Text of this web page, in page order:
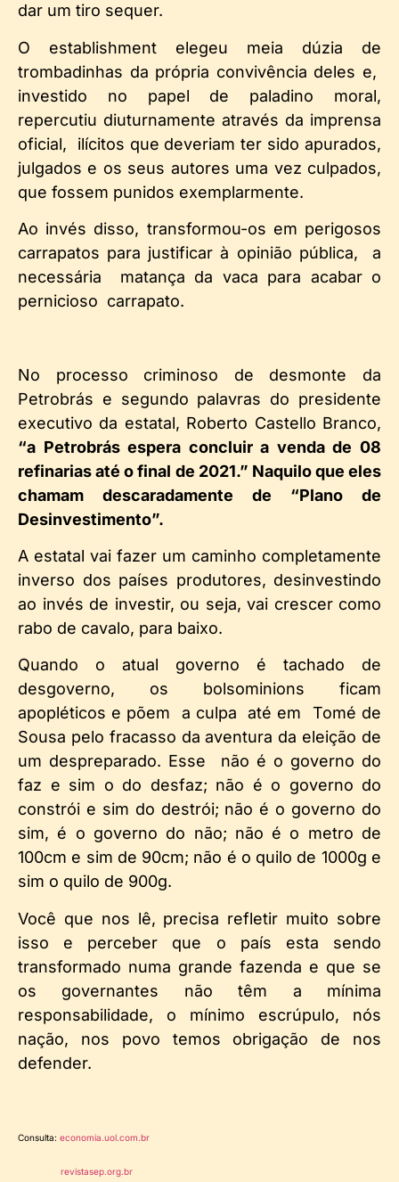
dar um tiro sequer.
O establishment elegeu meia dúzia de
trombadinhas da própria convivência deles e,
investido no papel de paladino moral,
repercutiu diuturnamente através da imprensa
oficial, ilícitos que deveriam ter sido apurados,
julgados e os seus autores uma vez culpados,
que fossem punidos exemplarmente.
Ao invés disso, transformou-os em perigosos
carrapatos para justificar à opinião pública, a
necessária matança da vaca para acabar o
pernicioso carrapato.
No processo criminoso de desmonte da
Petrobrás e segundo palavras do presidente
executivo da estatal, Roberto Castello Branco,
“a Petrobrás espera concluir a venda de 08
refinarias até o final de 2021.” Naquilo que eles
chamam descaradamente de “Plano de
Desinvestimento”.
A estatal vai fazer um caminho completamente
inverso dos países produtores, desinvestindo
ao invés de investir, ou seja, vai crescer como
rabo de cavalo, para baixo.
Quando o atual governo é tachado de
desgoverno, os bolsominions ficam
apopléticos e põem a culpa até em Tomé de
Sousa pelo fracasso da aventura da eleição de
um despreparado. Esse não é o governo do
faz e sim o do desfaz; não é o governo do
constrói e sim do destrói; não é o governo do
sim, é o governo do não; não é o metro de
100cm e sim de 90cm; não é o quilo de 1000g e
sim o quilo de 900g.
Você que nos lê, precisa refletir muito sobre
isso e perceber que o país esta sendo
transformado numa grande fazenda e que se
os governantes não têm a mínima
responsabilidade, o mínimo escrúpulo, nós
nação, nos povo temos obrigação de nos
defender.
Consulta: economia.uol.com.br
       revistasep.org.br